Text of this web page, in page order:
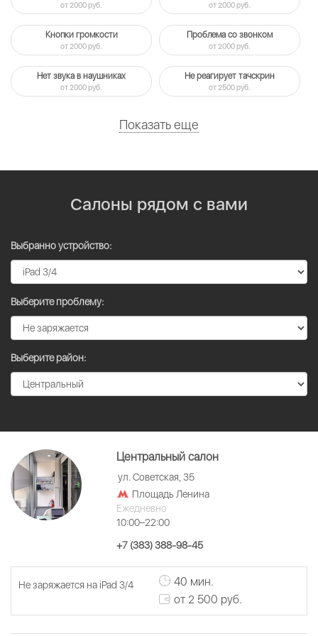
от 2000 руб. от 2000 руб.
Кнопки громкости
от 2000 руб.
Проблема со звонком
от 2000 руб.
Нет звука в наушниках
от 2000 руб.
Не реагирует тачскрин
от 2500 руб.
Показать еще
Салоны рядом с вами
Выбранно устройство:
Выберите проблему:
Выберите район:
Центральный салон
ул. Советская, 35
Площадь Ленина
Ежедневно
10:00–22:00
+7 (383) 388-98-45
Не заряжается на iPad 3/4
40 мин.
от 2 500 руб.